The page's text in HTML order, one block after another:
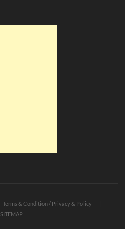
Terms & Condition / Privacy & Policy
SITEMAP